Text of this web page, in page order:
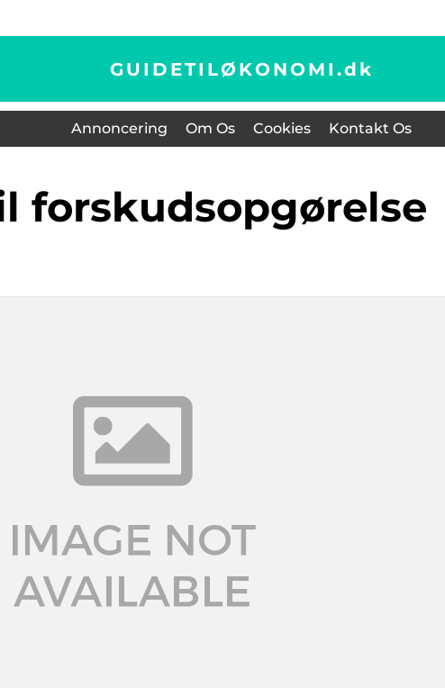
GUIDETILØKONOMI.dk
Annoncering Om Os Cookies Kontakt Os
forskudsopgørelse